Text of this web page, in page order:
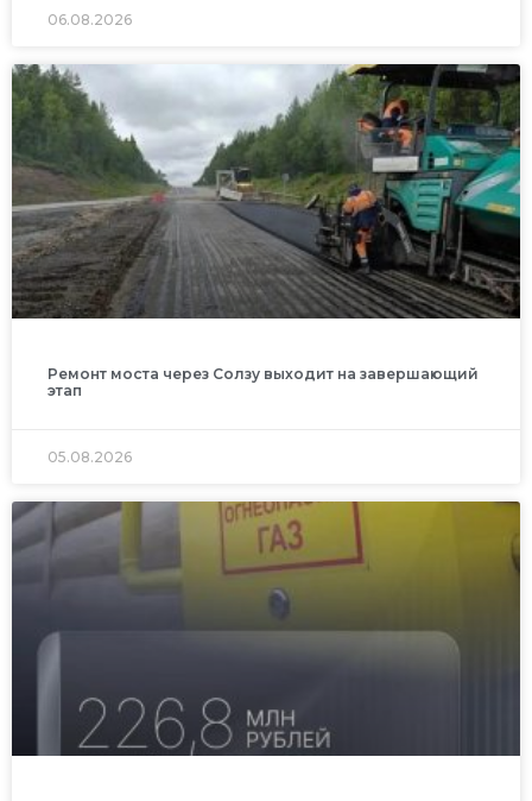
06.08.2026
Ремонт моста через Солзу выходит на завершающий
этап
05.08.2026